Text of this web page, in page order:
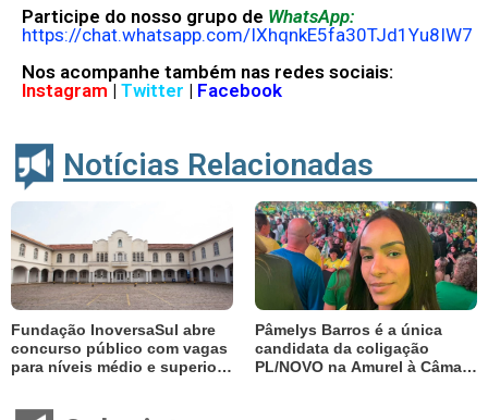
Participe do nosso grupo de WhatsApp:
https://chat.whatsapp.com/IXhqnkE5fa30TJd1Yu8IW7
Nos acompanhe também nas redes sociais:
Instagram | Twitter | Facebook
Notícias Relacionadas
Fundação InoversaSul abre
concurso público com vagas
para níveis médio e superior;
Pâmelys Barros é a única
candidata da coligação
PL/NOVO na Amurel à Câmara